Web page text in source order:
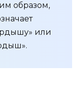
образом,
или